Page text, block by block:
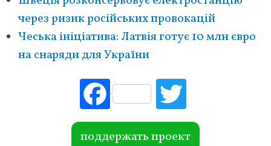
через ризик російських провокацій
Чеська ініціатива: Латвія готує 10 млн євро
на снаряди для України
Fac
ebo
ok r
поддержать проект